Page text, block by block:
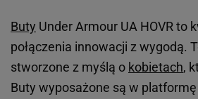
Buty Under Armour UA HOVR to
połączenia innowacji z wygodą.
stworzone z myślą o kobietach,
Buty wyposażone są w platformę